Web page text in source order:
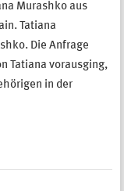
Murashko aus
Tatiana
Die Anfrage
Tatiana vorausging,
in der